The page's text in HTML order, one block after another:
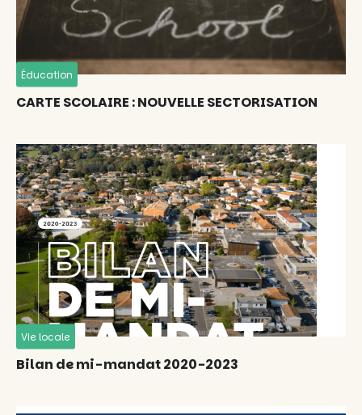
Éducation
CARTE SCOLAIRE : NOUVELLE SECTORISATION
Vie locale
Bilan de mi-mandat 2020-2023